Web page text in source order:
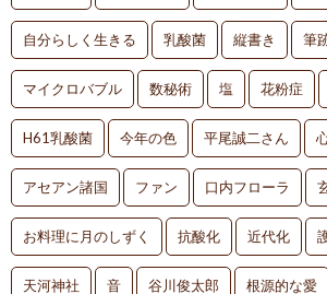
自分らしく生きる 乳酸菌 縦書き 筆
マイクロバブル 数秘術 塩 花粉症
H61乳酸菌 今年の色 平尾誠二さん
アセアン諸国 ファン 口内フローラ
お料理に月のしずく 抗酸化 近代化
天河神社 音 谷川俊太郎 根源的な愛